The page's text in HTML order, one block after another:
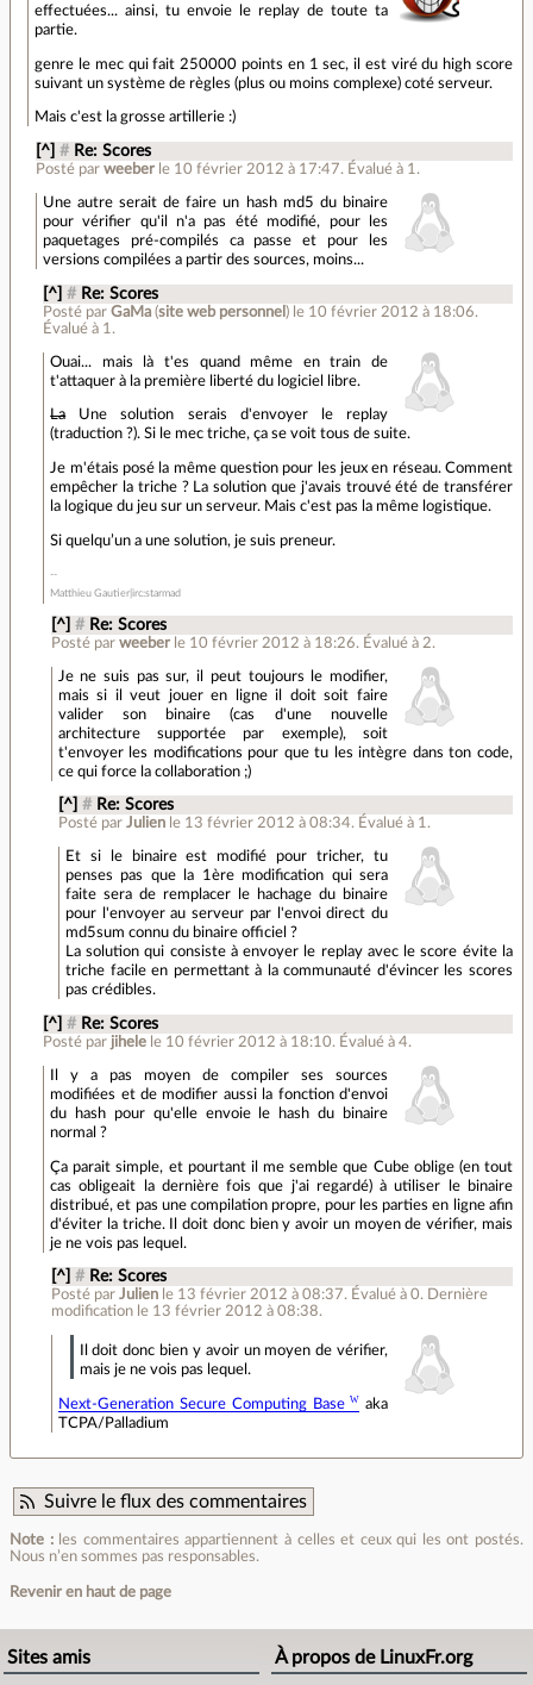
effectuées... ainsi, tu envoie le replay de toute ta
partie.
genre le mec qui fait 250000 points en 1 sec, il est viré du high score
suivant un système de règles (plus ou moins complexe) coté serveur.
Mais c'est la grosse artillerie :)
[^] # Re: Scores
Posté par weeber le 10 février 2012 à 17:47. Évalué à 1 .
Une autre serait de faire un hash md5 du binaire
pour vérifier qu'il n'a pas été modifié, pour les
paquetages pré-compilés ca passe et pour les
versions compilées a partir des sources, moins...
[^] # Re: Scores
Posté parGaMa (site web personnel ) le 10 février 2012 à 18:06.
Évalué à 1 .
Ouai... mais là t'es quand même en train de
t'attaquer à la première liberté du logiciel libre.
LaUne solution serais d'envoyer le replay
(traduction ?). Si le mec triche, ça se voit tous de suite.
Je m'étais posé la même question pour les jeux en réseau. Comment
empêcher la triche ? La solution que j'avais trouvé été de transférer
la logique du jeu sur un serveur. Mais c'est pas la même logistique.
Si quelqu’un a une solution, je suis preneur.
Matthieu Gautier|irc:starmad
[^] # Re: Scores
Posté par weeber le 10 février 2012 à 18:26. Évalué à 2.
Je ne suis pas sur, il peut toujours le modifier,
mais si il veut jouer en ligne il doit soit faire
valider son binaire (cas d'une nouvelle
architecture supportée par exemple), soit
t'envoyer les modifications pour que tu les intègre dans ton code,
ce qui force la collaboration ;)
[^] # Re: Scores
Posté par Julien le 13 février 2012 à 08:34. Évalué à 1 .
Et si le binaire est modifié pour tricher, tu
penses pas que la 1ère modification qui sera
faite sera de remplacer le hachage du binaire
pour l'envoyer au serveur par l'envoi direct du
md5sum connu du binaire officiel ?
La solution qui consiste à envoyer le replay avec le score évite la
triche facile en permettant à la communauté d'évincer les scores
pas crédibles.
[^] # Re: Scores
Posté par jihele le 10 février 2012 à 18:10. Évalué à4.
Il y a pas moyen de compiler ses sources
modifiées et de modifier aussi la fonction d'envoi
du hash pour qu'elle envoie le hash du binaire
normal ?
Ça parait simple, et pourtant il me semble que Cube oblige (en tout
cas obligeait la dernière fois que j'ai regardé) à utiliser le binaire
distribué, et pas une compilation propre, pour les parties en ligne afin
d'éviter la triche. Il doit donc bien y avoir un moyen de vérifier, mais
je ne vois pas lequel.
[^] # Re: Scores
Posté par Julien le 13 février 2012 à 08:37. Évalué à 0. Dernière
modification le 13 février 2012 à 08:38.
Il doit donc bien y avoir un moyen de vérifier,
mais je ne vois pas lequel.
Next-Generation Secure Computing Base
aka
TCPA/Palladium
Suivre le flux des commentaires
Note :les commentaires appartiennent à celles et ceux qui les ont postés.
Nous n’en sommes pas responsables.
Revenir en haut de page
Sites amis À propos de LinuxFr.org